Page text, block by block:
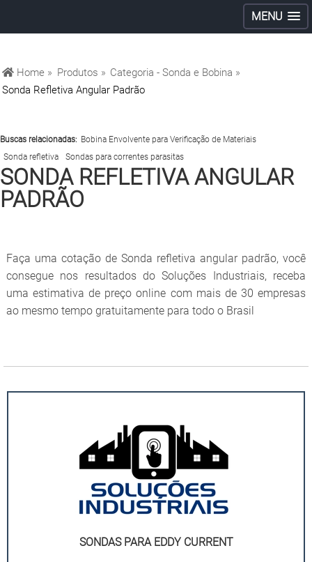
MENU
Home » Produtos » Categoria - Sonda e Bobina »
Sonda Refletiva Angular Padrão
Buscas relacionadas: Bobina Envolvente para Verificação de Materiais
Sonda refletiva
Sondas para correntes parasitas
SONDA REFLETIVA ANGULAR
PADRÃO
Faça uma cotação de Sonda refletiva angular padrão, você
consegue nos resultados do Soluções Industriais, receba
uma estimativa de preço online com mais de 30 empresas
ao mesmo tempo gratuitamente para todo o Brasil
SONDAS PARA EDDY CURRENT